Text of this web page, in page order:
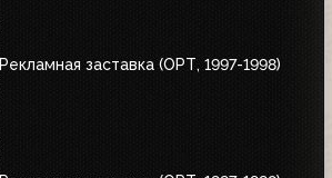
Рекламная заставка (ОРТ, 1997-1998)